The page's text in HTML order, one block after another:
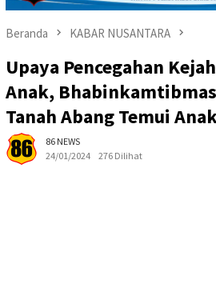
Beranda KABAR NUSANTARA
Upaya Pencegahan
Anak,
Tanah Abang Temui
86 NEWS
24/01/2024
276 Dilihat